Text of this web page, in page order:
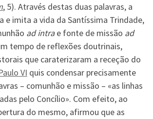
, 5). Através destas duas palavras, a
e imita a vida da Santíssima Trindade,
ad intrae fonte de missão ad
tempo de reflexões doutrinais,
que caraterizaram a receção do
VI quis condensar precisamente
– comunhão e missão – «as linhas
pelo Concílio». Com efeito, ao
do mesmo, afirmou que as